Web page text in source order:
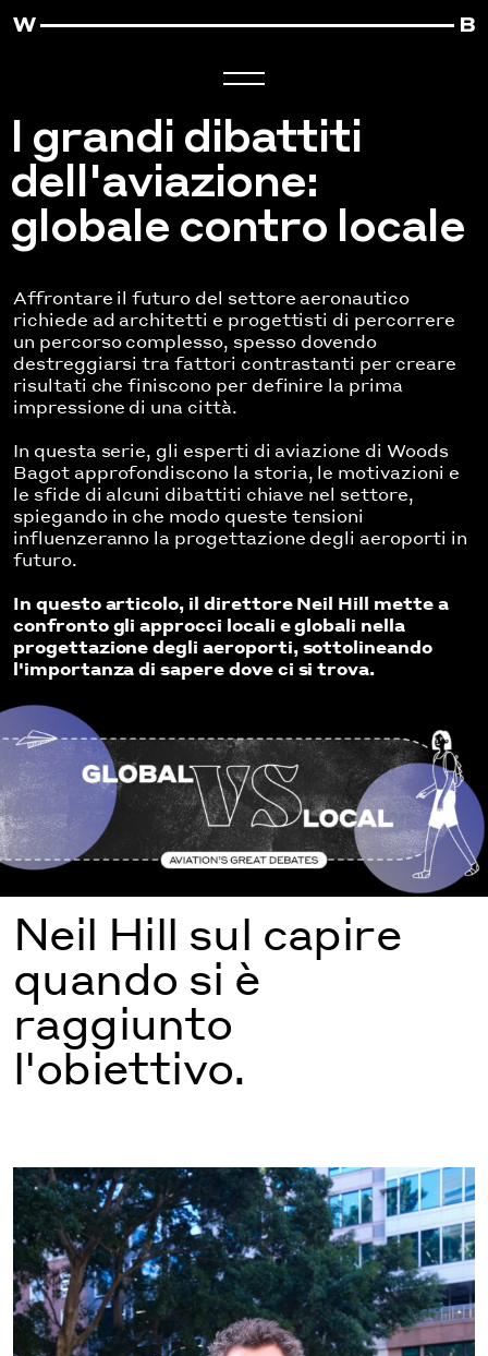
I grandi dibattiti
dell'aviazione:
globale contro locale
Affrontare il futuro del settore aeronautico
richiede ad architetti e progettisti di percorrere
un percorso complesso, spesso dovendo
destreggiarsi tra fattori contrastanti per creare
risultati che finiscono per definire la prima
impressione di una città.
In questa serie, gli esperti di aviazione di Woods
Bagot approfondiscono la storia, le motivazioni e
le sfide di alcuni dibattiti chiave nel settore,
spiegando in che modo queste tensioni
influenzeranno la progettazione degli aeroporti in
futuro.
In questo articolo, il direttore Neil Hill mette a
confronto gli approcci locali e globali nella
progettazione degli aeroporti, sottolineando
l'importanza di sapere dove ci si trova.
Neil Hill sul capire
quando si è
raggiunto
l'obiettivo.